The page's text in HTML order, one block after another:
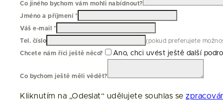
Co jiného bychom vám mohli nabídnout?
Jméno a příjmení *
Váš e-mail *
Tel. číslo (pokud preferujete
Chcete nám říci ještě něco? Ano, chci uvést ještě další
Co bychom ještě měli vědět?
Kliknutím na „Odeslat“ udělujete souhlas se